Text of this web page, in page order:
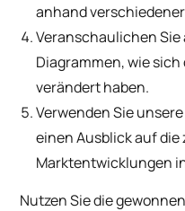
anhand
Veranschaulichen
Diagrammen, wie
verändert haben.
Verwenden Sie
einen Ausblick auf
Marktentwicklungen
Nutzen Sie die